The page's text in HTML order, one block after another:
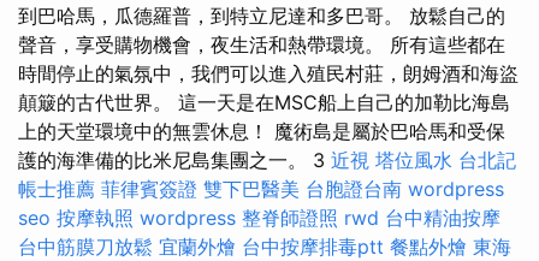
到巴哈馬，瓜德羅普，到特立尼達和多巴哥。 放鬆自己的
聲音，享受購物機會，夜生活和熱帶環境。 所有這些都在
時間停止的氣氛中，我們可以進入殖民村莊，朗姆酒和海盜
顛簸的古代世界。 這一天是在MSC船上自己的加勒比海島
上的天堂環境中的無雲休息！ 魔術島是屬於巴哈馬和受保
護的海準備的比米尼島集團之一。 3 近視 塔位風水 台北記
帳士推薦 菲律賓簽證 雙下巴醫美 台胞證台南 wordpress
seo 按摩執照 wordpress 整脊師證照 rwd 台中精油按摩
台中筋膜刀放鬆 宜蘭外燴 台中按摩排毒ptt 餐點外燴 東海